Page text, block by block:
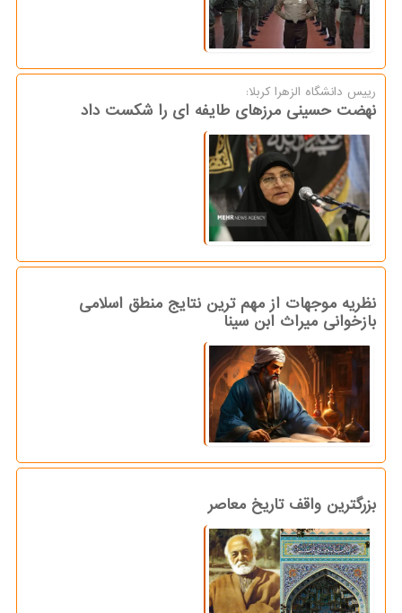
رییس دانشگاه الزهرا کربلا:
نهضت حسینی مرزهای طایفه ای را شکست داد
نظریه موجهات از مهم ترین نتایج منطق اسلامی
بازخوانی میراث ابن سینا
بزرگترین واقف تاریخ معاصر